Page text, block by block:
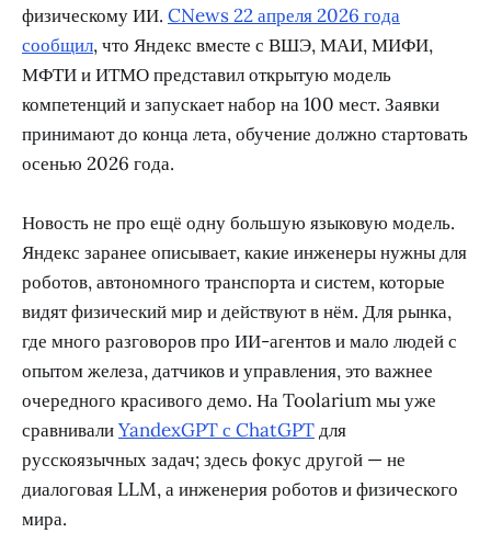
физическому ИИ. CNews 22 апреля 2026 года
сообщил, что Яндекс вместе с ВШЭ, МАИ, МИФИ,
МФТИ и ИТМО представил открытую модель
компетенций и запускает набор на 100 мест. Заявки
принимают до конца лета, обучение должно стартовать
осенью 2026 года.
Новость не про ещё одну большую языковую модель.
Яндекс заранее описывает, какие инженеры нужны для
роботов, автономного транспорта и систем, которые
видят физический мир и действуют в нём. Для рынка,
где много разговоров про ИИ-агентов и мало людей с
опытом железа, датчиков и управления, это важнее
очередного красивого демо. На Toolarium мы уже
сравнивалиYandexGPT с ChatGPTдля
русскоязычных задач; здесь фокус другой — не
диалоговая LLM, а инженерия роботов и физического
мира.